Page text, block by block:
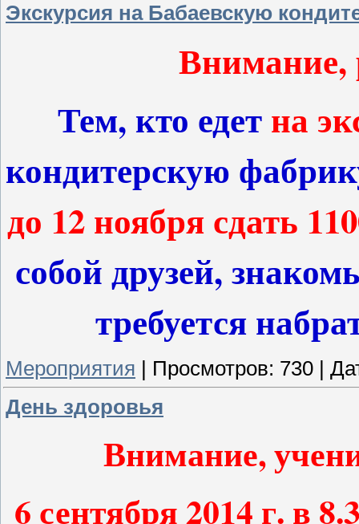
Экскурсия на Бабаевскую
Тем, кто едетна
кондитерскую
до 12 ноября сдать
собой друзей,
требуется
Мероприятия Просмотров: 730
День здоровья
Внимание,
6 сентября 2014 г. в